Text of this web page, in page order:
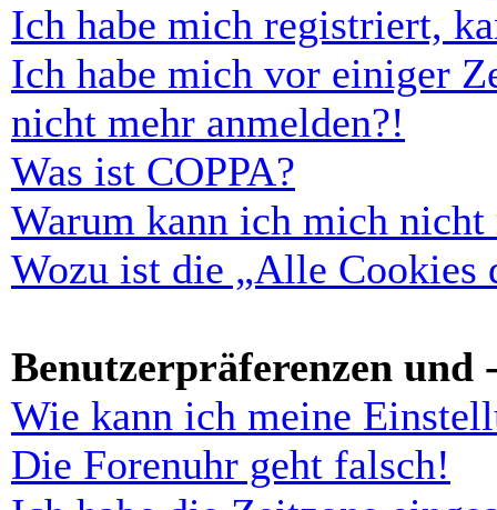
Ich habe mich registriert,
Ich habe mich vor einiger
nicht mehr anmelden?!
Was ist COPPA?
Warum kann ich mich nicht
Wozu ist die „Alle Cookies
Benutzerpräferenzen und
Wie kann ich meine
Die Forenuhr geht falsch!